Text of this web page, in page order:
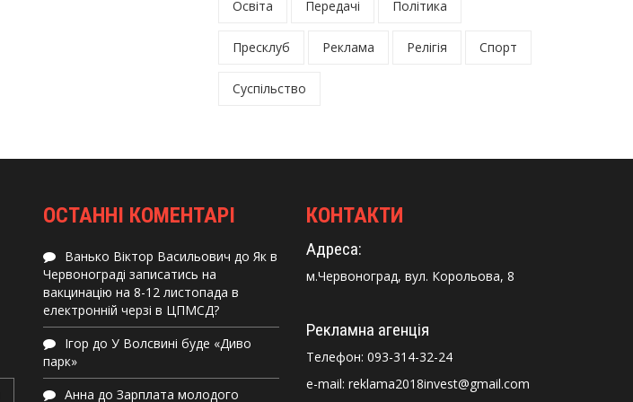
Освіта Передачі Політика
Пресклуб Реклама Релігія Спорт
Суспільство
ОСТАННІ КОМЕНТАРІ
Ванько Віктор Васильович до Як в
Червонограді записатись на
вакцинацію на 8-12 листопада в
електронній черзі в ЦПМСД?
Ігор до У Волсвині буде «Диво
парк»
Анна до Зарплата молодого
КОНТАКТИ
Адреса:
м.Червоноград, вул. Корольова, 8
Рекламна агенція
Телефон: 093-314-32-24
e-mail: reklama2018invest@gmail.com